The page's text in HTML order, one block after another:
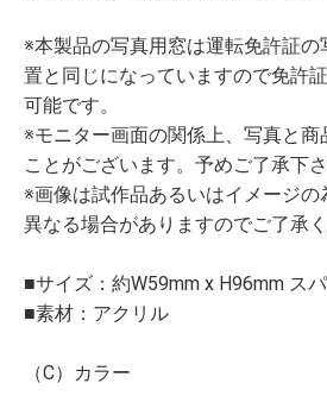
※本製品の写真用窓は運転免許証の
置と同じになっていますので免許
可能です。
※モニター画面の関係上、写真と商
ことがございます。予めご了承下さ
※画像は試作品あるいはイメージの
異なる場合がありますのでご了承く
■サイズ：約W59mm x H96mm ス
■素材：アクリル
（C）カラー